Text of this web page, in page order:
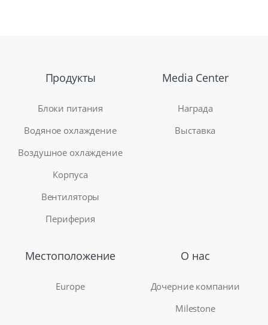
Продукты
Блоки питания
Водяное охлаждение
Воздушное охлаждение
Корпуса
Вентиляторы
Периферия
Media Center
Награда
Выставка
Местоположение
Europe
О нас
Дочерние компании
Milestone